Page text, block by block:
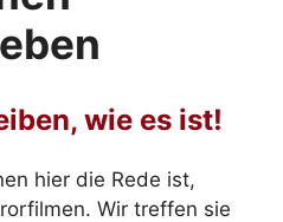
wie es ist!
hier die Rede ist,
Wir treffen sie